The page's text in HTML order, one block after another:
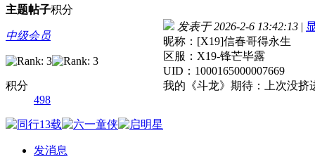
主题帖子积分
中级会员
积分
498
发消息
发表于 2026-2-6 13:42:13 |
昵称：[X19]信春哥得永生
区服：X19-锋芒毕露
UID：1000165000007669
我的《斗龙》期待：上次没挤